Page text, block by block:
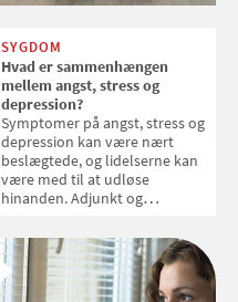
SYGDOM
Hvad er sammenhængen
mellem angst, stress og
depression?
Symptomer på angst, stress og
depression kan være nært
beslægtede, og lidelserne kan
være med til at udløse
hinanden. Adjunkt og
forklarer om sammenhængen.